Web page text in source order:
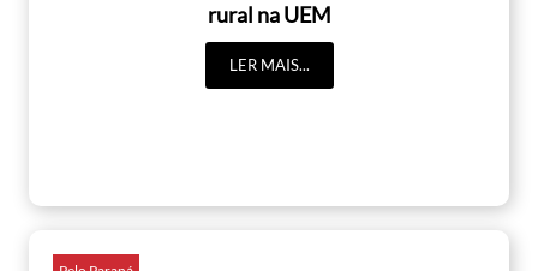
rural na UEM
LER MAIS...